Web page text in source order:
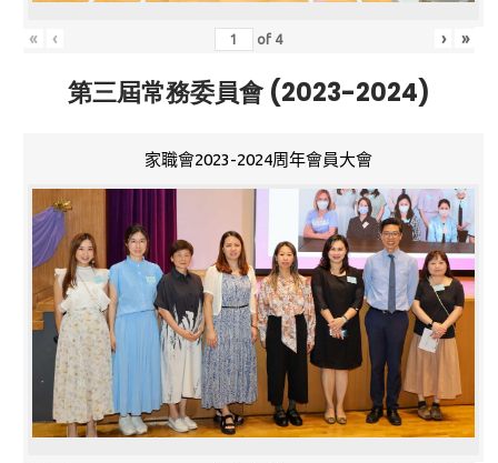
« ‹ of 4 › »
第三屆常務委員會 (2023-2024)
家職會2023-2024周年會員大會